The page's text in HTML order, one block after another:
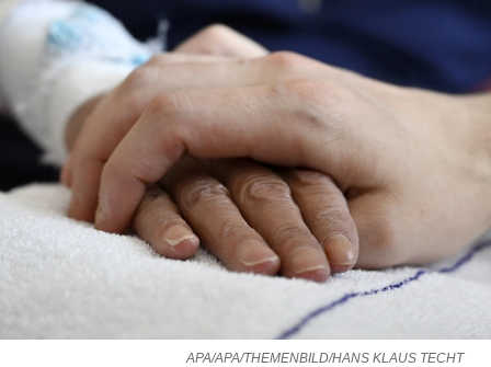
APA/APA/THEMENBILD/HANS KLAUS TECHT